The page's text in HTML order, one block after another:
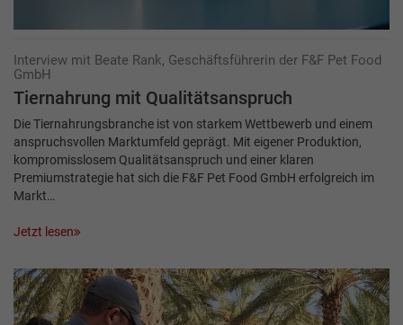
Interview mit Beate Rank, Geschäftsführerin der F&F Pet Food
GmbH
Tiernahrung mit Qualitätsanspruch
Die Tiernahrungsbranche ist von starkem Wettbewerb und einem
anspruchsvollen Markt­umfeld geprägt. Mit eigener Produktion,
kompromisslosem Qualitätsanspruch und einer klaren
Premiumstrategie hat sich die F&F Pet Food GmbH erfolgreich im
Markt…
Jetzt lesen